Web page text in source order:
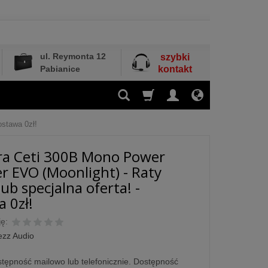
ul. Reymonta 12
Pabianice
szybki
kontakt
0zł!
Ceti 300B Mono Power
EVO (Moonlight) - Raty
specjalna oferta! -
0zł!
Audio
mailowo lub telefonicznie. Dostępność